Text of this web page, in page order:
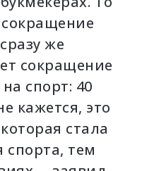
сокращение
же
сокращение
спорт: 40
кажется, это
стала
тем